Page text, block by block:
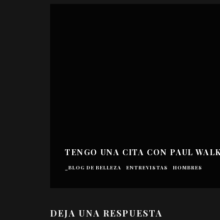
TENGO UNA CITA CON PAUL
_BLOG DE BELLEZA ENTREVISTAS HOMBRES
DEJA UNA RESPUESTA